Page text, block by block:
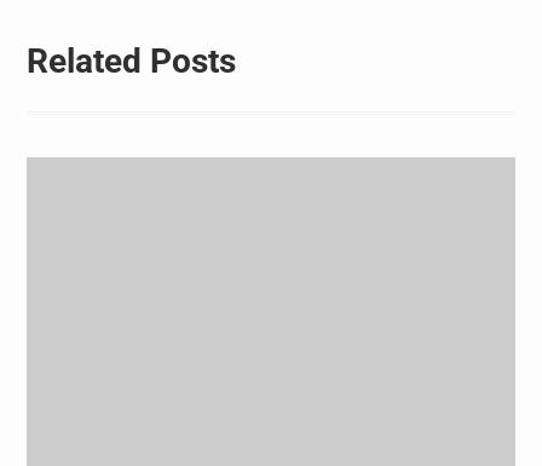
Related Posts